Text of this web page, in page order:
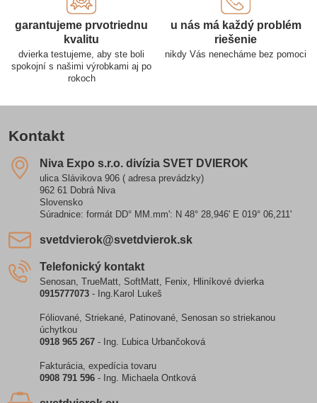
garantujeme prvotriednu
kvalitu
dvierka testujeme, aby ste boli
spokojní s našimi výrobkami aj po
rokoch
u nás má každý problém
riešenie
nikdy Vás nenecháme bez pomoci
Kontakt
Niva Expo s​.r​.o​. divízia SVET DVIEROK
ulica Slávikova 906 ( adresa prevádzky)
962 61 Dobrá Niva
Slovensko
Súradnice: formát DD° MM.mm': N 48° 28,946' E 019° 06,211'
svetdvierok​@svetdvierok​.sk
Telefonický kontakt
Senosan, TrueMatt, SoftMatt, Fenix, Hliníkové dvierka
0915777073 - Ing.Karol Lukeš
Fóliované, Striekané, Patinované, Senosan so striekanou
úchytkou
0918 965 267 - Ing. Ľubica Urbančoková
Fakturácia, expedícia tovaru
0908 791 596 - Ing. Michaela Ontková